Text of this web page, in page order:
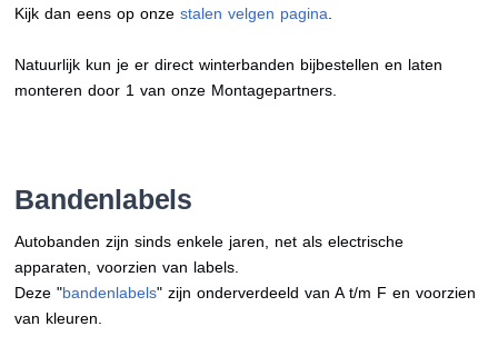
Kijk dan eens op onzestalen velgen pagina.
Natuurlijk kun je er direct winterbanden bijbestellen en laten
monteren door 1 van onze Montagepartners.
Bandenlabels
Autobanden zijn sinds enkele jaren, net als electrische
apparaten, voorzien van labels.
Deze "bandenlabels" zijn onderverdeeld van A t/m F en voorzien
van kleuren.